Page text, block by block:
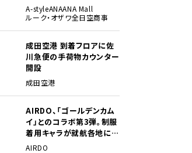
A-styleANAANA Mall
ルーク・オザワ全日空商事
成田空港 到着フロアに佐
川急便の手荷物カウンター
開設
成田空港
AIRDO、「ゴールデンカム
イ」とのコラボ第3弾。制服
着用キャラが就航各地に登
場
AIRDO